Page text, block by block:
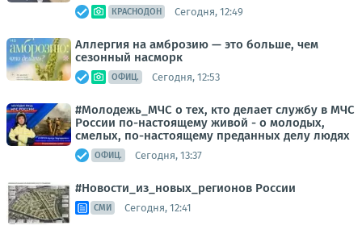
КРАСНОДОН Сегодня, 12:49
Аллергия на амброзию — это больше, чем
сезонный насморк
ОФИЦ. Сегодня, 12:53
#Молодежь_МЧС о тех, кто делает службу в МЧС
России по-настоящему живой - о молодых,
смелых, по-настоящему преданных делу людях
ОФИЦ. Сегодня, 13:37
#Новости_из_новых_регионов России
СМИ Сегодня, 12:41